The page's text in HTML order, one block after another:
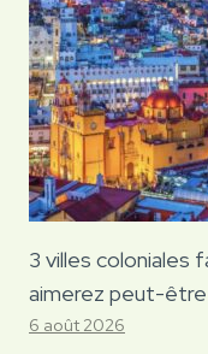
3 villes coloniales
aimerez peut-être
6 août 2026